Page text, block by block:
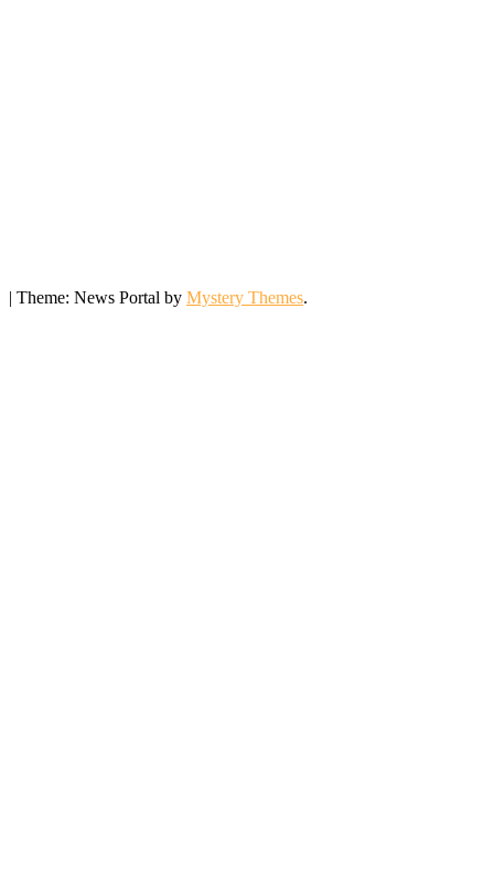
| Theme: News Portal by Mystery Themes.